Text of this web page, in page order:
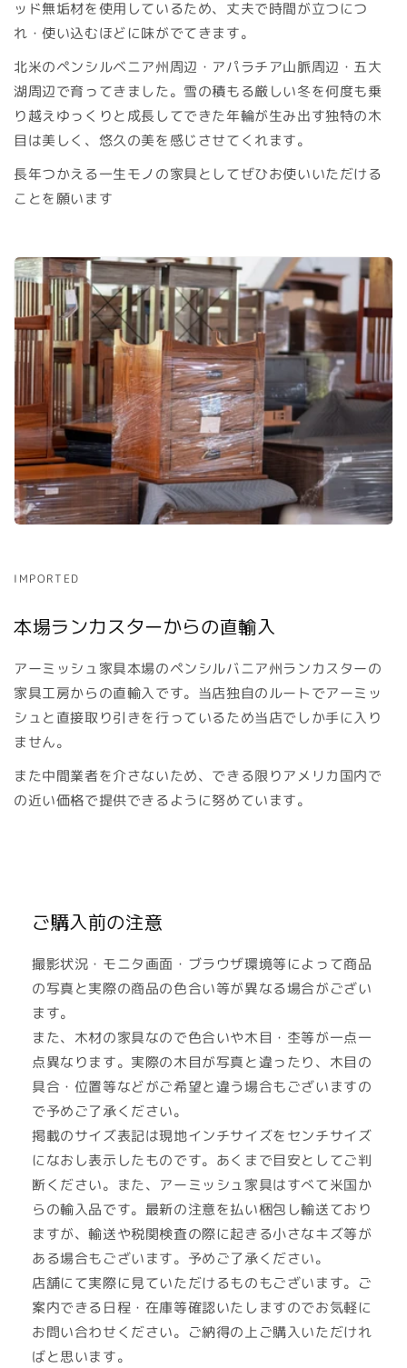
ッド無垢材を使用しているため、丈夫で時間が立つにつ
れ・使い込むほどに味がでてきます。
北米のペンシルベニア州周辺・アパラチア山脈周辺・五大
湖周辺で育ってきました。雪の積もる厳しい冬を何度も乗
り越えゆっくりと成長してできた年輪が生み出す独特の木
目は美しく、悠久の美を感じさせてくれます。
長年つかえる一生モノの家具としてぜひお使いいただける
ことを願います
IMPORTED
本場ランカスターからの直輸入
アーミッシュ家具本場のペンシルバニア州ランカスターの
家具工房からの直輸入です。当店独自のルートでアーミッ
シュと直接取り引きを行っているため当店でしか手に入り
ません。
また中間業者を介さないため、できる限りアメリカ国内で
の近い価格で提供できるように努めています。
ご購入前の注意
撮影状況・モニタ画面・ブラウザ環境等によって商品
の写真と実際の商品の色合い等が異なる場合がござい
ます。
また、木材の家具なので色合いや木目・杢等が一点一
点異なります。実際の木目が写真と違ったり、木目の
具合・位置等などがご希望と違う場合もございますの
で予めご了承ください。
掲載のサイズ表記は現地インチサイズをセンチサイズ
になおし表示したものです。あくまで目安としてご判
断ください。また、アーミッシュ家具はすべて米国か
らの輸入品です。最新の注意を払い梱包し輸送ており
ますが、輸送や税関検査の際に起きる小さなキズ等が
ある場合もございます。予めご了承ください。
店舗にて実際に見ていただけるものもございます。ご
案内できる日程・在庫等確認いたしますのでお気軽に
お問い合わせください。ご納得の上ご購入いただけれ
ばと思います。